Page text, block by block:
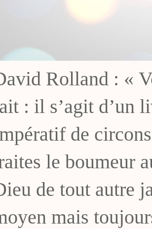
Rolland : «
: il s’agit d’un
de
le boumeur
de tout autre
mais